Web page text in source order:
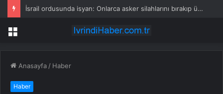
İsrail ordusunda isyan: Onlarca asker silahlarını bırakıp üssü terk etti
Menü
Anasayfa / Haber
Haber